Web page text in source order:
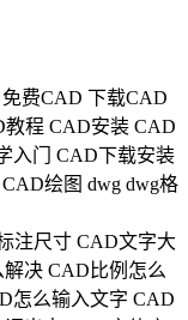
免费CAD 下载CAD
教程 CAD安装 CAD
入门
CAD下载安装
CAD绘图 dwg dwg格
注尺寸 CAD文字大
解决 CAD比例怎么
怎么输入文字 CAD